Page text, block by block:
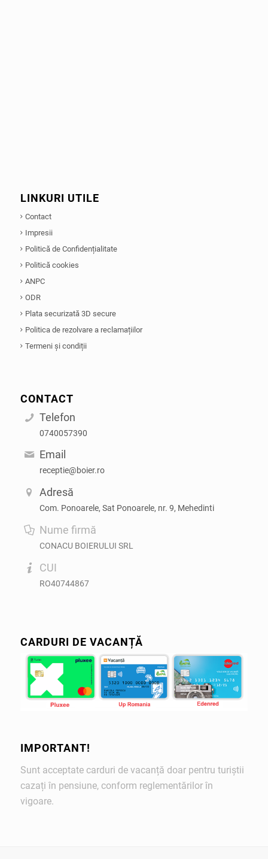
LINKURI UTILE
Contact
Impresii
Politică de Confidențialitate
Politică cookies
ANPC
ODR
Plata securizată 3D secure
Politica de rezolvare a reclamațiilor
Termeni și condiții
CONTACT
Telefon
0740057390
Email
receptie@boier.ro
Adresă
Com. Ponoarele, Sat Ponoarele, nr. 9, Mehedinti
Nume firmă
CONACU BOIERULUI SRL
CUI
RO40744867
CARDURI DE VACANȚĂ
IMPORTANT!
Sunt acceptate carduri de vacanță doar pentru turiștii
cazați în pensiune, conform reglementărilor în
vigoare.